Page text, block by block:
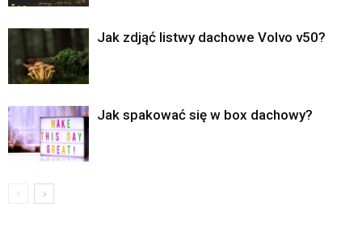
Jak zdjąć listwy dachowe Volvo v50?
Jak spakować się w box dachowy?